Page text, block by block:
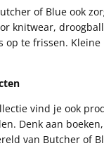
of Blue ook
knitwear,
op te frissen.
vind je ook
Denk aan boeken,
van Butcher of